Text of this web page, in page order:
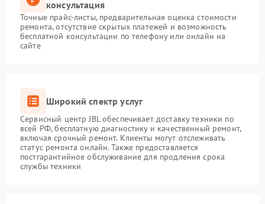
консультация
Точные прайс-листы, предварительная оценка стоимости
ремонта, отсутствие скрытых платежей и возможность
бесплатной консультации по телефону или онлайн на
сайте
Широкий спектр услуг
Сервисный центр JBL обеспечивает доставку техники по
всей РФ, бесплатную диагностику и качественный ремонт,
включая срочный ремонт. Клиенты могут отслеживать
статус ремонта онлайн. Также предоставляется
постгарантийное обслуживание для продления срока
службы техники